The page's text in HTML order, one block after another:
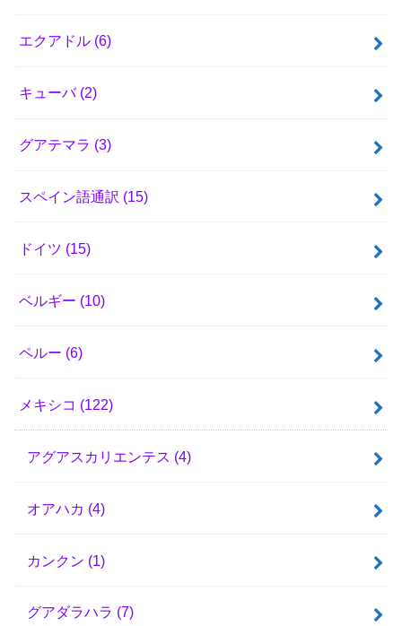
エクアドル (6)
キューバ (2)
グアテマラ (3)
スペイン語通訳 (15)
ドイツ (15)
ベルギー (10)
ペルー (6)
メキシコ (122)
アグアスカリエンテス (4)
オアハカ (4)
カンクン (1)
グアダラハラ (7)